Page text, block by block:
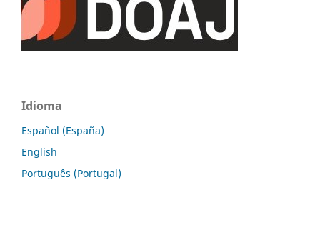
Idioma
Español (España)
English
Português (Portugal)